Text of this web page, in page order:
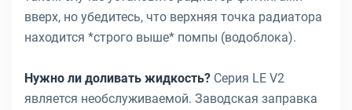
вверх, но убедитесь, что верхняя точка радиатора
находится *строго выше* помпы (водоблока).
Нужно ли доливать жидкость? Серия LE V2
является необслуживаемой. Заводская заправка